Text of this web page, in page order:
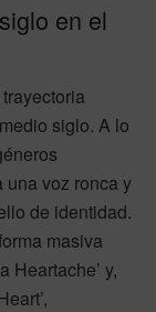
en el
siglo. A lo
una voz ronca y
de identidad.
masiva
Heartache’ y,